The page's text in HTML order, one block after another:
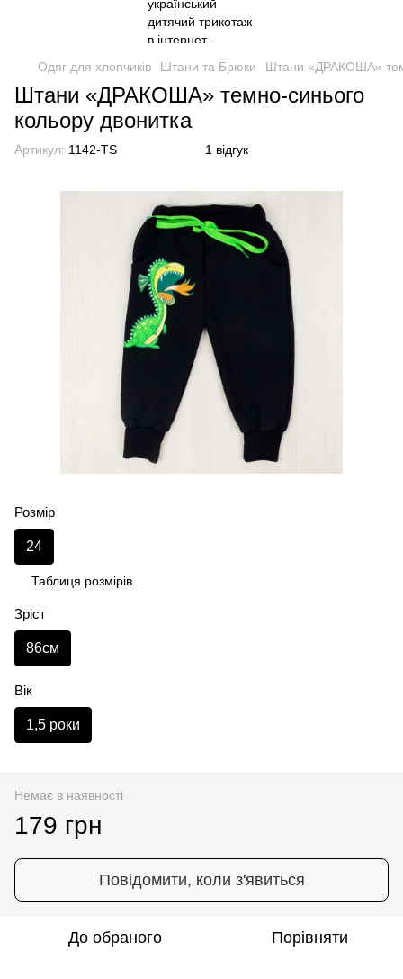
Одяг для хлопчиків Штани та Брюки Штани «ДРАКОША»
Штани «ДРАКОША» темно-синього
кольору двонитка
Артикул: 1142-TS 1 відгук
Розмір
24
Таблиця розмірів
Зріст
86см
Вік
1,5 роки
Немає в наявності
179 грн
Повідомити, коли з'явиться
До обраного Порівняти